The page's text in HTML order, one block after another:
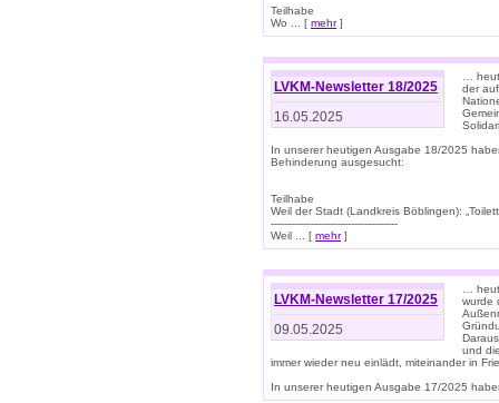
Teilhabe
Wo ... [ mehr]
LVKM-Newsletter 18/2025
16.05.2025
…
der
In unserer heutigen Ausgabe 18/2025
Behinderung ausgesucht:
Teilhabe
Weil der Stadt (Landkreis Böblingen):
--------------------------------------
Weil ... [ mehr]
LVKM-Newsletter 17/2025
09.05.2025
…
wurde
und
immer wieder neu einlädt, miteinander in
In unserer heutigen Ausgabe 17/2025